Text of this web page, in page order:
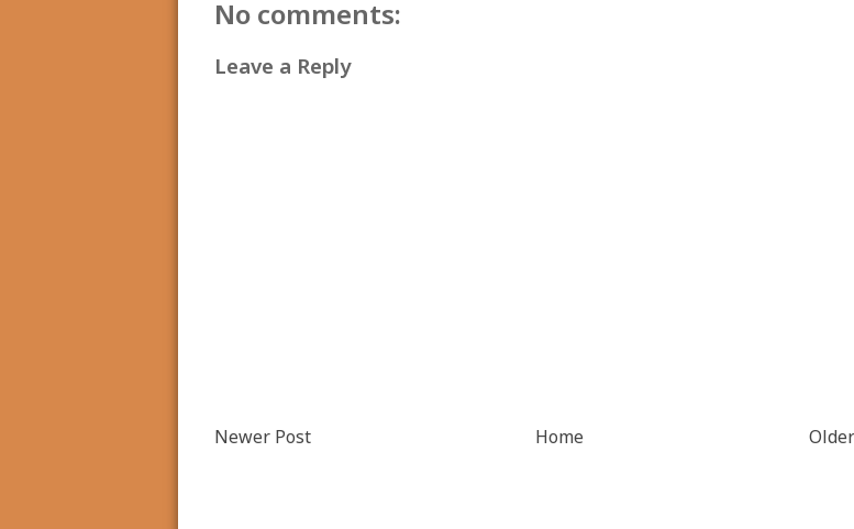
No comments:
Leave a Reply
Newer Post Home